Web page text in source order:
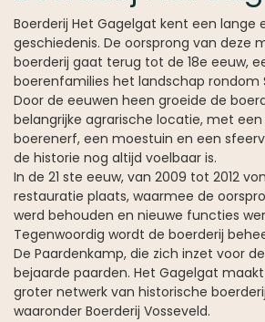
Boerderij Het Gagelgat kent een lange
geschiedenis. De oorsprong van deze
boerderij gaat terug tot de 18e eeuw,
boerenfamilies het landschap rondom
Door de eeuwen heen groeide de
belangrijke agrarische locatie, met
boerenerf, een moestuin en een
de historie nog altijd voelbaar is.
In de 21 ste eeuw, van 2009 tot 2012
restauratie plaats, waarmee de
werd behouden en nieuwe functies
Tegenwoordig wordt de boerderij
De Paardenkamp, die zich inzet voor
bejaarde paarden. Het Gagelgat
groter netwerk van historische
waaronder Boerderij Vosseveld.